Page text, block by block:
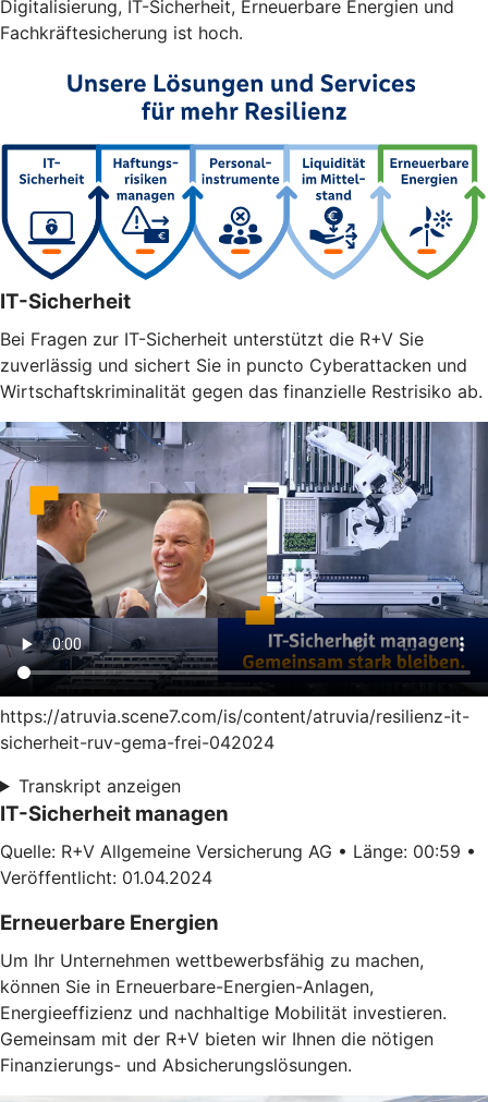
Digitalisierung, IT-Sicherheit, Erneuerbare Energien und
Fachkräftesicherung ist hoch.
IT-Sicherheit
Bei Fragen zur IT-Sicherheit unterstützt die R+V Sie
zuverlässig und sichert Sie in puncto Cyberattacken und
Wirtschaftskriminalität gegen das finanzielle Restrisiko ab.
https://atruvia.scene7.com/is/content/atruvia/resilienz-it-
sicherheit-ruv-gema-frei-042024
Transkript anzeigen
IT-Sicherheit managen
Quelle: R+V Allgemeine Versicherung AG • Länge: 00:59 •
Veröffentlicht: 01.04.2024
Erneuerbare Energien
Um Ihr Unternehmen wettbewerbsfähig zu machen,
können Sie in Erneuerbare-Energien-Anlagen,
Energieeffizienz und nachhaltige Mobilität investieren.
Gemeinsam mit der R+V bieten wir Ihnen die nötigen
Finanzierungs- und Absicherungslösungen.